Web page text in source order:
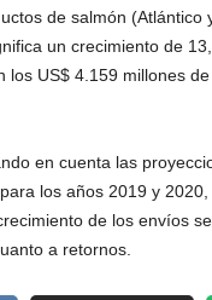
de salmón (Atlántico
un crecimiento de
los US$ 4.159 millones
en cuenta las
los años 2019 y
de los envíos
a retornos.